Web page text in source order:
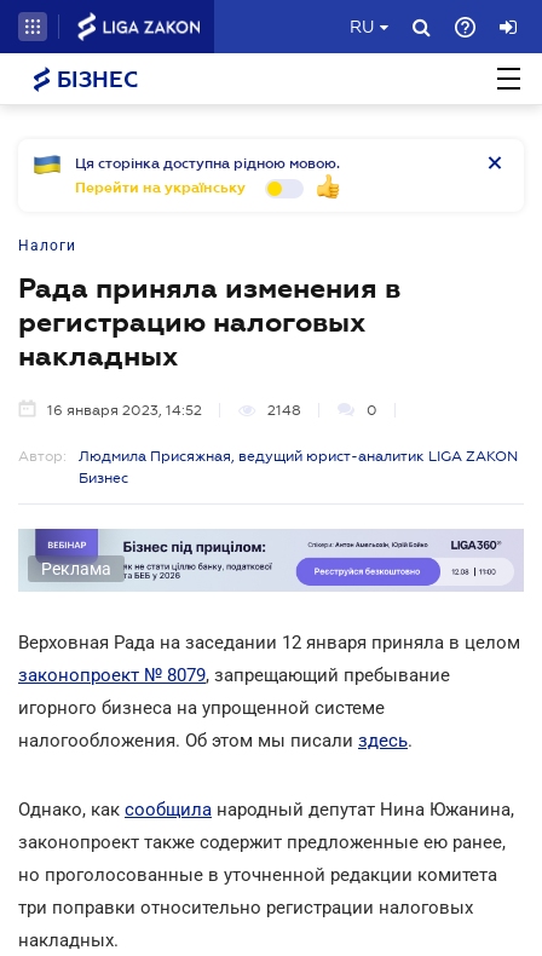
RU
БІЗНЕС
Ця сторінка доступна рідною мовою.
Перейти на українську
Налоги
Рада приняла изменения в
регистрацию налоговых
накладных
16 января 2023, 14:52 2148 0
Автор:
Людмила Присяжная, ведущий юрист-аналитик LIGA ZAKON
Бизнес
Реклама
Верховная Рада на заседании 12 января приняла в целом
законопроект № 8079, запрещающий пребывание
игорного бизнеса на упрощенной системе
налогообложения. Об этом мы писали здесь.
Однако, как сообщила народный депутат Нина Южанина,
законопроект также содержит предложенные ею ранее,
но проголосованные в уточненной редакции комитета
три поправки относительно регистрации налоговых
накладных.